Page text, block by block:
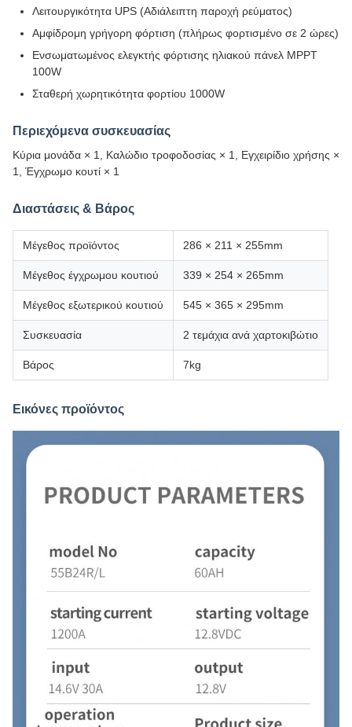
Λειτουργικότητα UPS (Αδιάλειπτη παροχή ρεύματος)
Αμφίδρομη γρήγορη φόρτιση (πλήρως φορτισμένο σε 2 ώρες)
Ενσωματωμένος ελεγκτής φόρτισης ηλιακού πάνελ MPPT
100W
Σταθερή χωρητικότητα φορτίου 1000W
Περιεχόμενα συσκευασίας
Κύρια μονάδα × 1, Καλώδιο τροφοδοσίας × 1, Εγχειρίδιο χρήσης ×
1, Έγχρωμο κουτί × 1
Διαστάσεις & Βάρος
Μέγεθος προϊόντος 286 × 211 × 255mm
Μέγεθος έγχρωμου κουτιού 339 × 254 × 265mm
Μέγεθος εξωτερικού κουτιού 545 × 365 × 295mm
Συσκευασία 2 τεμάχια ανά χαρτοκιβώτιο
Βάρος 7kg
Εικόνες προϊόντος